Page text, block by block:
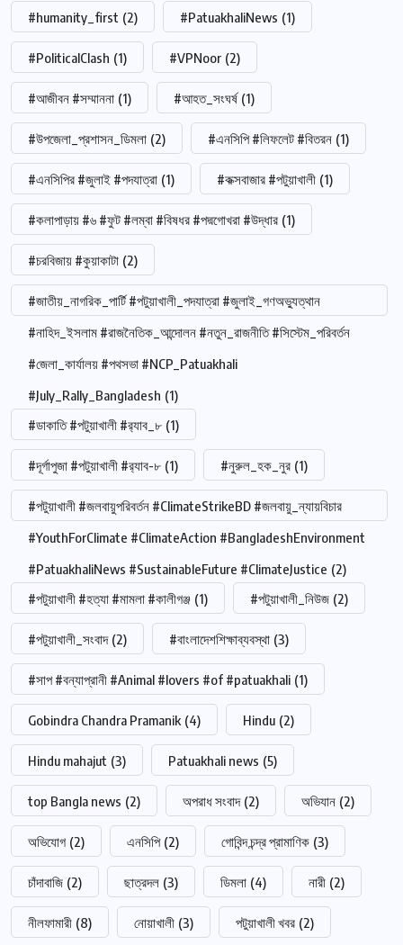
#humanity_first (2) #PatuakhaliNews (1)
#PoliticalClash (1) #VPNoor (2)
#আজীবন #সম্মাননা (1) #আহত_সংঘর্ষ (1)
#উপজেলা_প্রশাসন_ডিমলা (2) #এনসিপি #লিফলেট #বিতরন (1)
#এনসিপির #জুলাই #পদযাত্রা (1) #কক্সবাজার #পটুয়াখালী (1)
#কলাপাড়ায় #৬ #ফুট #লম্বা #বিষধর #পদ্মগোখরা #উদ্ধার (1)
#চরবিজায় #কুয়াকাটা (2)
#জাতীয়_নাগরিক_পার্টি #পটুয়াখালী_পদযাত্রা #জুলাই_গণঅভ্যুত্থান
#নাহিদ_ইসলাম #রাজনৈতিক_আন্দোলন #নতুন_রাজনীতি #সিস্টেম_পরিবর্তন
#জেলা_কার্যালয় #পথসভা #NCP_Patuakhali
#July_Rally_Bangladesh (1)
#ডাকাতি #পটুয়াখালী #র‍্যাব_৮ (1)
#দূর্গাপুজা #পটুয়াখালী #র‍্যাব-৮ (1) #নুরুল_হক_নুর (1)
#পটুয়াখালী #জলবায়ুপরিবর্তন #ClimateStrikeBD #জলবায়ু_ন্যায়বিচার
#YouthForClimate #ClimateAction #BangladeshEnvironment
#PatuakhaliNews #SustainableFuture #ClimateJustice (2)
#পটুয়াখালী #হত্যা #মামলা #কালীগঞ্জ (1) #পটুয়াখালী_নিউজ (2)
#পটুয়াখালী_সংবাদ (2) #বাংলাদেশশিক্ষাব্যবস্থা (3)
#সাপ #বন্যাপ্রানী #Animal #lovers #of #patuakhali (1)
Gobindra Chandra Pramanik (4) Hindu (2)
Hindu mahajut (3) Patuakhali news (5)
top Bangla news (2) অপরাধ সংবাদ (2) অভিযান (2)
অভিযোগ (2) এনসিপি (2) গোবিন্দ চন্দ্র প্রামাণিক (3)
চাঁদাবাজি (2) ছাত্রদল (3) ডিমলা (4) নারী (2)
নীলফামারী (8) নোয়াখালী (3) পটুয়াখালী খবর (2)